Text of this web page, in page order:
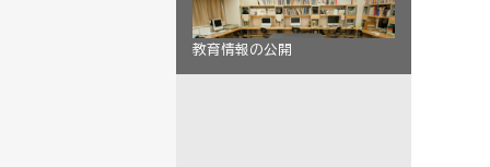
教育情報の公開